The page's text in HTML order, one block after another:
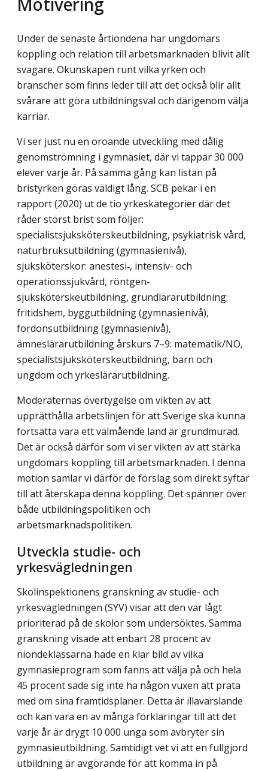
Under de senaste årtiondena har ungdomars
koppling och relation till arbetsmarknaden blivit allt
svagare. Okunskapen runt vilka yrken och
branscher som finns leder till att det också blir allt
svårare att göra utbildningsval och därigenom välja
karriär.
Vi ser just nu en oroande utveckling med dålig
genomströmning i gymnasiet, där vi tappar 30 000
elever varje år. På samma gång kan listan på
bristyrken göras väldigt lång. SCB pekar i en
rapport (2020) ut de tio yrkeskategorier där det
råder störst brist som följer:
specialistsjuksköterskeutbildning, psykiatrisk vård,
naturbruksutbildning (gymnasienivå),
sjuksköterskor: anestesi‑, intensiv- och
operationssjukvård, röntgen­
sjuksköterskeutbildning, grundlärarutbildning:
fritidshem, byggutbildning (gymnasie­nivå),
fordonsutbildning (gymnasienivå),
ämneslärarutbildning årskurs 7–9: matema­tik/NO,
specialistsjuksköterskeutbildning, barn och
ungdom och yrkeslärarutbildning.
Moderaternas övertygelse om vikten av att
upprätthålla arbetslinjen för att Sverige ska kunna
fortsätta vara ett välmående land är grundmurad.
Det är också därför som vi ser vikten av att stärka
ungdomars koppling till arbetsmarknaden. I denna
motion samlar vi därför de förslag som direkt syftar
till att återskapa denna koppling. Det spänner över
både utbildningspolitiken och
arbetsmarknadspolitiken.
Utveckla studie- och
yrkesvägledningen
Skolinspektionens granskning av studie- och
yrkesvägledningen (SYV) visar att den var lågt
prioriterad på de skolor som undersöktes. Samma
granskning visade att enbart 28 procent av
niondeklassarna hade en klar bild av vilka
gymnasieprogram som fanns att välja på och hela
45 procent sade sig inte ha någon vuxen att prata
med om sina fram­tidsplaner. Detta är illavarslande
och kan vara en av många förklaringar till att det
varje år är drygt 10 000 unga som avbryter sin
gymnasieutbildning. Samtidigt vet vi att en fullgjord
utbildning är avgörande för att komma in på